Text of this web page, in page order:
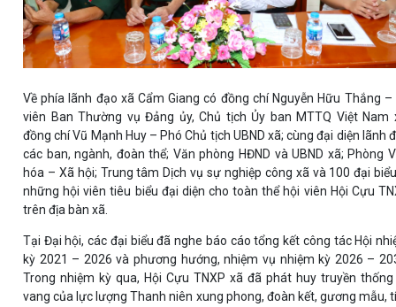
Về phía lãnh đạo xã Cẩm Giang có đồng chí Nguyễn Hữu Thắng –
viên Ban Thường vụ Đảng ủy, Chủ tịch Ủy ban MTTQ Việt Nam
đồng chí Vũ Mạnh Huy – Phó Chủ tịch UBND xã; cùng đại diện lãnh
các ban, ngành, đoàn thể; Văn phòng HĐND và UBND xã; Phòng
hóa – Xã hội; Trung tâm Dịch vụ sự nghiệp công xã và 100 đại
những hội viên tiêu biểu đại diện cho toàn thể hội viên Hội Cựu
trên địa bàn xã.
Tại Đại hội, các đại biểu đã nghe báo cáo tổng kết công tác Hội
kỳ 2021 – 2026 và phương hướng, nhiệm vụ nhiệm kỳ 2026 –
Trong nhiệm kỳ qua, Hội Cựu TNXP xã đã phát huy truyền thống
vang của lực lượng Thanh niên xung phong, đoàn kết, gương mẫu,